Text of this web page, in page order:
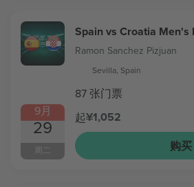
9月
29
周二
Spain vs Croatia Men's
Ramon Sanchez Pizjuan
Sevilla, Spain
87 张门票
起¥1,052
购买